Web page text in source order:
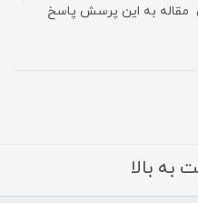
مقاله به این پرسش پاسخ
به بالا